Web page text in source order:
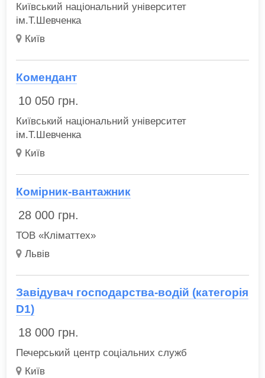
Київський національний університет
ім.Т.Шевченка
Київ
Комендант
10 050 грн.
Київський національний університет
ім.Т.Шевченка
Київ
Комірник-вантажник
28 000 грн.
ТОВ «Кліматтех»
Львів
Завідувач господарства-водій (категорія
D1)
18 000 грн.
Печерський центр соціальних служб
Київ